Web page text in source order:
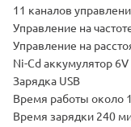
11 каналов
Управление на
Управление на
Ni-Cd аккумулятор
Зарядка USB
Время работы около
Время зарядки 240